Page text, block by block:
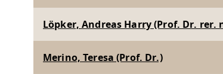
Löpker, Andreas Harry (Prof. Dr. rer.
Merino, Teresa (Prof. Dr.)